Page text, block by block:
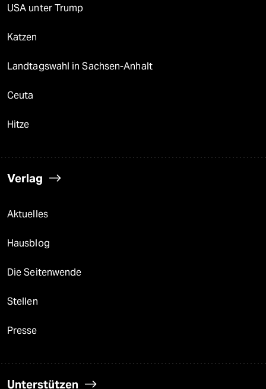
USA unter Trump
Katzen
Landtagswahl in Sachsen-Anhalt
Ceuta
Hitze
Verlag
Aktuelles
Hausblog
Die Seitenwende
Stellen
Presse
Unterstützen